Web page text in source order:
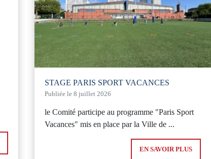
STAGE PARIS SPORT VACANCES
Publiée le 8 juillet 2026
le Comité participe au programme "Paris Sport
Vacances" mis en place par la Ville de ...
EN SAVOIR PLUS